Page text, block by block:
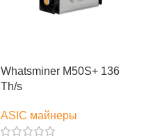
Whatsminer M50S+ 136
Th/s
ASIC майнеры